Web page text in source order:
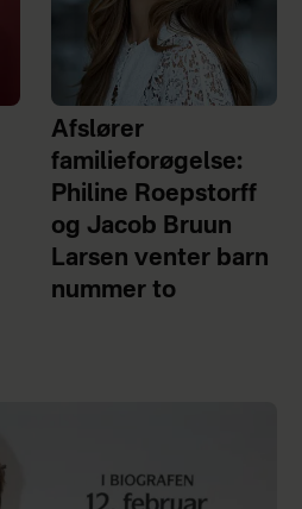
Afslører
familieforøgelse:
Philine Roepstorff
og Jacob Bruun
Larsen venter barn
nummer to